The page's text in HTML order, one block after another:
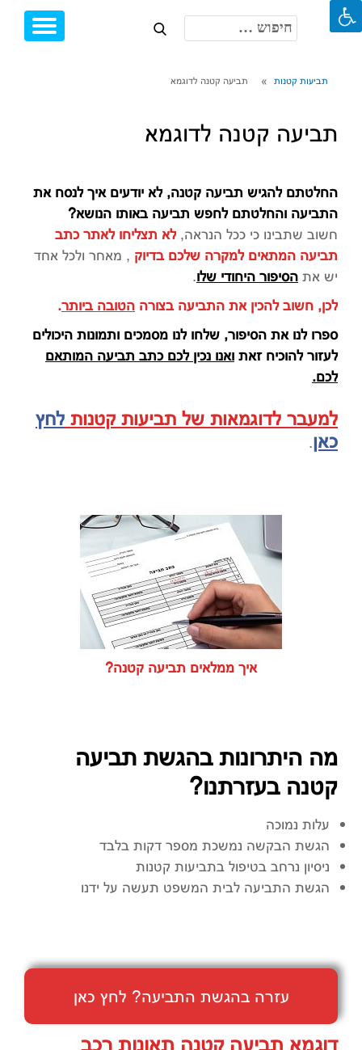
חיפוש:
תביעות קטנות תביעה קטנה לדוגמא
תביעה קטנה לדוגמא
החלטתם להגיש תביעה קטנה, לא יודעים איך לנסח את
התביעה והחלטתם לחפש תביעה באותו הנושא?
חשוב שתבינו כי ככל הנראה,לא תצליחו לאתר כתב
תביעה המתאים למקרה שלכם בדיוק , מאחר ולכל אחד
יש את הסיפור היחודי שלו.
לכן, חשוב להכין את התביעה בצורה הטובה ביותר.
ספרו לנו את הסיפור, שלחו לנו מסמכים ותמונות היכולים
לעזור להוכיח זאת ואנו נכין לכם כתב תביעה המותאם
לכם.
למעבר לדוגמאות של תביעות קטנות לחץ
כאן.
איך ממלאים תביעה קטנה?
מה היתרונות בהגשת תביעה
קטנה בעזרתנו?
עלות נמוכה
הגשת הבקשה נמשכת מספר דקות בלבד
ניסיון נרחב בטיפול בתביעות קטנות
הגשת התביעה לבית המשפט תעשה על ידנו
עזרה בהגשת התביעה? לחץ כאן